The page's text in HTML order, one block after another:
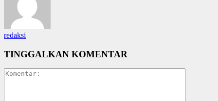
redaksi
TINGGALKAN KOMENTAR